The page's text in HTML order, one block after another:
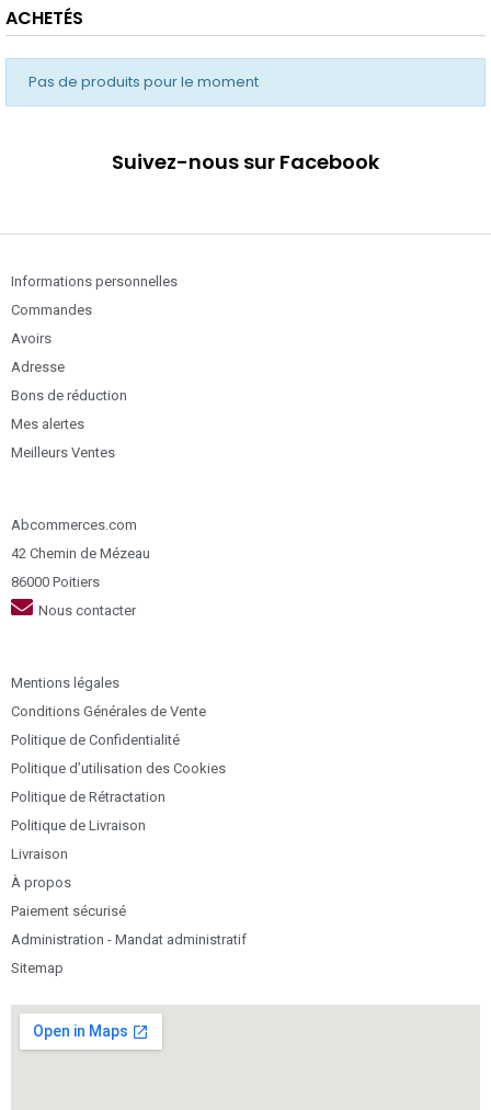
ACHETÉS
Pas de produits pour le moment
Suivez-nous sur Facebook
Informations personnelles
Commandes
Avoirs
Adresse
Bons de réduction
Mes alertes
Meilleurs Ventes
Abcommerces.com
42 Chemin de Mézeau
86000 Poitiers
Nous contacter
Mentions légales
Conditions Générales de Vente
Politique de Confidentialité
Politique d’utilisation des Cookies
Politique de Rétractation
Politique de Livraison
Livraison
À propos
Paiement sécurisé
Administration - Mandat administratif
Sitemap